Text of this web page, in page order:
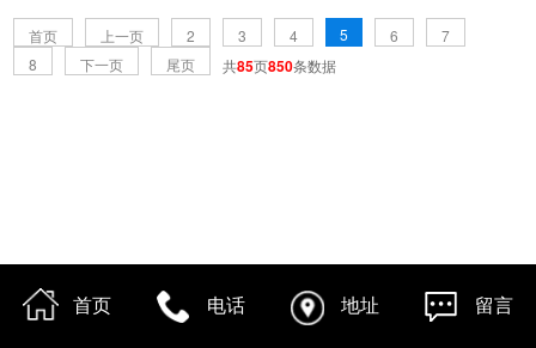
首页 上一页 2 3 4 5 6
7
8
下一页 尾页 共85页850条数据
首页 电话 地址 留言